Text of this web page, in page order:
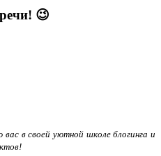
😉
в своей уютной школе блогинга и